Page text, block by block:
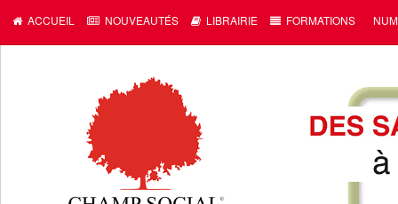
ACCUEIL NOUVEAUTÉS LIBRAIRIE FORMATIONS